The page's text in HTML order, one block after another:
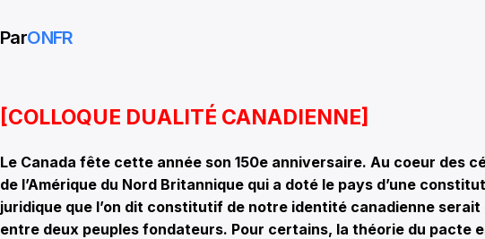
ParONFR
[COLLOQUE DUALITÉ CANADIENNE]
Le Canada fête cette année son 150e anniversaire. Au coeur des
de l’Amérique du Nord Britannique qui a doté le pays d’une
juridique que l’on dit constitutif de notre identité canadienne
entre deux peuples fondateurs. Pour certains, la théorie du pacte